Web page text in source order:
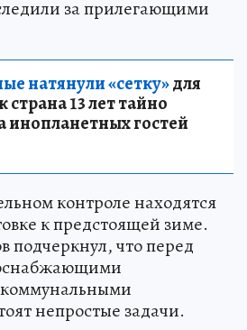
за прилегающими
натянули «сетку»для
13 лет тайно
инопланетных гостей
контроле находятся
к предстоящей зиме.
подчеркнул, что перед
непростые задачи.